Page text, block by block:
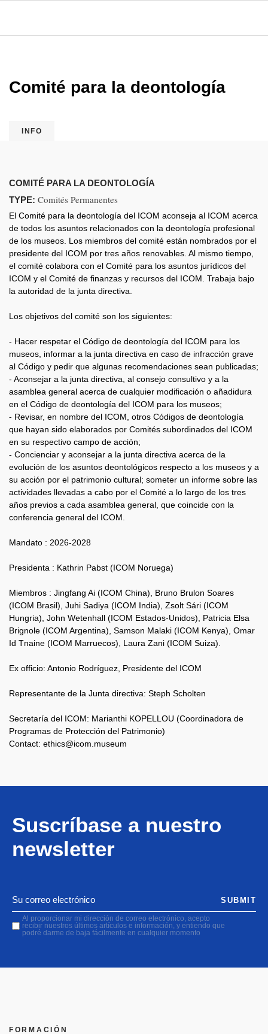
Comité para la deontología
INFO
COMITÉ PARA LA DEONTOLOGÍA
TYPE: Comités Permanentes
El Comité para la deontología del ICOM aconseja al ICOM acerca
de todos los asuntos relacionados con la deontología profesional
de los museos. Los miembros del comité están nombrados por el
presidente del ICOM por tres años renovables. Al mismo tiempo,
el comité colabora con el Comité para los asuntos jurídicos del
ICOM y el Comité de finanzas y recursos del ICOM. Trabaja bajo
la autoridad de la junta directiva.
Los objetivos del comité son los siguientes:
- Hacer respetar el Código de deontología del ICOM para los
museos, informar a la junta directiva en caso de infracción grave
al Código y pedir que algunas recomendaciones sean publicadas;
- Aconsejar a la junta directiva, al consejo consultivo y a la
asamblea general acerca de cualquier modificación o añadidura
en el Código de deontología del ICOM para los museos;
- Revisar, en nombre del ICOM, otros Códigos de deontología
que hayan sido elaborados por Comités subordinados del ICOM
en su respectivo campo de acción;
- Concienciar y aconsejar a la junta directiva acerca de la
evolución de los asuntos deontológicos respecto a los museos y a
su acción por el patrimonio cultural; someter un informe sobre las
actividades llevadas a cabo por el Comité a lo largo de los tres
años previos a cada asamblea general, que coincide con la
conferencia general del ICOM.
Mandato : 2026-2028
Presidenta : Kathrin Pabst (ICOM Noruega)
Miembros : Jingfang Ai (ICOM China), Bruno Brulon Soares
(ICOM Brasil), Juhi Sadiya (ICOM India), Zsolt Sári (ICOM
Hungria), John Wetenhall (ICOM Estados-Unidos), Patricia Elsa
Brignole (ICOM Argentina), Samson Malaki (ICOM Kenya), Omar
Id Tnaine (ICOM Marruecos), Laura Zani (ICOM Suiza).
Ex officio: Antonio Rodríguez, Presidente del ICOM
Representante de la Junta directiva: Steph Scholten
Secretaría del ICOM: Marianthi KOPELLOU (Coordinadora de
Programas de Protección del Patrimonio)
Contact: ethics@icom.museum
Suscríbase a nuestro
newsletter
Al proporcionar mi dirección de correo electrónico, acepto
recibir nuestros últimos artículos e información, y entiendo que
podré darme de baja fácilmente en cualquier momento
SUBMIT
FORMACIÓN